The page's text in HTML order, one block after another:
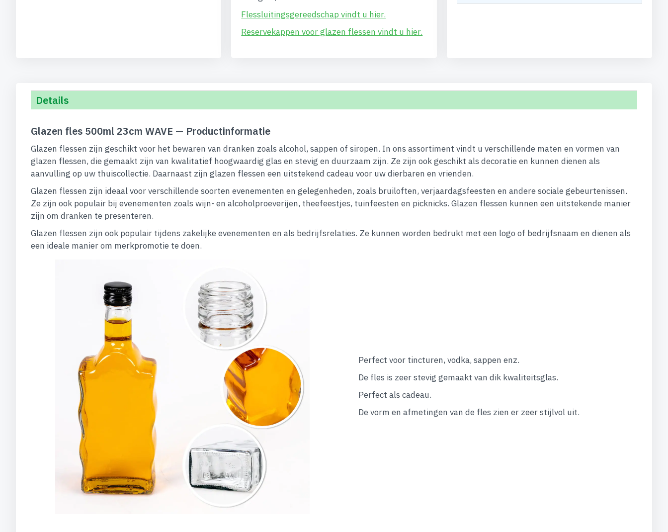
Flessluitingsgereedschap vindt u hier.
Reservekappen voor glazen flessen vindt u hier.
Details
Glazen fles 500ml 23cm WAVE — Productinformatie
Glazen flessen zijn geschikt voor het bewaren van dranken zoals alcohol, sappen of siropen. In ons assortiment vindt u verschillende maten en vormen van
glazen flessen, die gemaakt zijn van kwalitatief hoogwaardig glas en stevig en duurzaam zijn. Ze zijn ook geschikt als decoratie en kunnen dienen als
aanvulling op uw thuiscollectie. Daarnaast zijn glazen flessen een uitstekend cadeau voor uw dierbaren en vrienden.
Glazen flessen zijn ideaal voor verschillende soorten evenementen en gelegenheden, zoals bruiloften, verjaardagsfeesten en andere sociale gebeurtenissen.
Ze zijn ook populair bij evenementen zoals wijn- en alcoholproeverijen, theefeestjes, tuinfeesten en picknicks. Glazen flessen kunnen een uitstekende manier
zijn om dranken te presenteren.
Glazen flessen zijn ook populair tijdens zakelijke evenementen en als bedrijfsrelaties. Ze kunnen worden bedrukt met een logo of bedrijfsnaam en dienen als
een ideale manier om merkpromotie te doen.
Perfect voor tincturen, vodka, sappen enz.
De fles is zeer stevig gemaakt van dik kwaliteitsglas.
Perfect als cadeau.
De vorm en afmetingen van de fles zien er zeer stijlvol uit.